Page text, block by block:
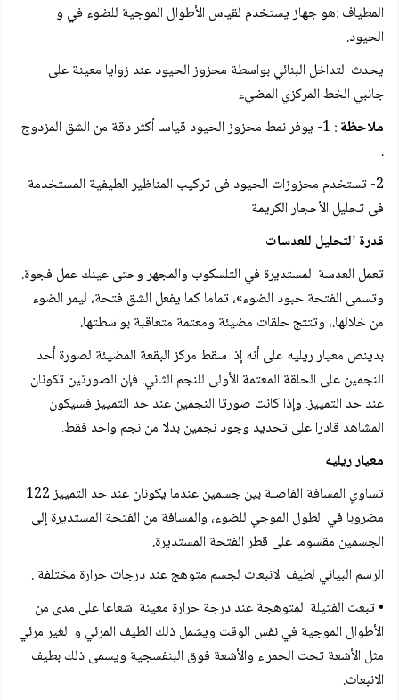
المطياف :هو جهاز يستخدم لقياس الأطوال الموجية للضوء في و
الحيود.
يحدث التداخل البنائي بواسطة محزوز الحيود عند زوايا معينة على
جانبي الخط المركزي المضيء
ملاحظة
: 1- يوفر نمط محزوز الحيود قياسا أكثر دقة من الشق المزدوج
.
2- تستخدم محزوزات الحيود فى تركيب المناظير الطيفية المستخدمة
فى تحليل الأحجار الكريمة
قدرة التحليل للعدسات
تعمل العدسة المستديرة في التلسكوب والمجهر وحتى عينك عمل فجوة.
وتسمى الفتحة حبود الضوء»، تماما كما يفعل الشق فتحة، ليمر الضوء
من خلالها.، وتتتج حلقات مضيئة ومعتمة متعاقبة بواسطتها.
بدينص معيار ريليه على أنه إذا سقط مركز البقعة المضيئة لصورة أحد
النجمين على الحلقة المعتمة الأولى للنجم الثاني. فإن الصورتين تكونان
عند حد التمييز. وإذا كانت صورتا النجمين عند حد التمييز فسيكون
المشاهد قادرا على تحديد وجود نجمين بدلا من نجم واحد فقط.
معيار ريليه
تساوي المسافة الفاصلة بين جسمين عندما يكونان عند حد التمييز 122
مضروبا في الطول الموجي للضوء، والمسافة من الفتحة المستديرة إلى
الجسمين مقسوما على قطر الفتحة المستديرة.
الرسم البياني لطيف الانبعاث لجسم متوهج عند درجات حرارة مختلفة .
• تبعث الفتيلة المتوهجة عند درجة حرارة معينة اشعاعا على مدى من
الأطوال الموجية في نفس الوقت ويشمل ذلك الطيف المرئي و الغير مرئي
مثل الأشعة تحت الحمراء والأشعة فوق البنفسجية ويسمى ذلك بطيف
الانبعاث.